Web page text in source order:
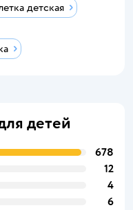
детская
детей
678
12
4
6